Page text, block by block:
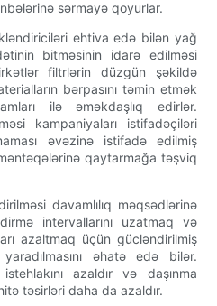
sərmayə qoyurlar.
ehtiva edə bilən yağ
bitməsinin idarə edilməsi
filtrlərin düzgün şəkildə
bərpasını təmin etmək
ilə əməkdaşlıq edirlər.
kampaniyaları istifadəçiləri
əvəzinə istifadə edilmiş
qaytarmağa təşviq
davamlılıq məqsədlərinə
intervallarını uzatmaq və
azaltmaq üçün gücləndirilmiş
əhatə edə bilər.
azaldır və daşınma
təsirləri daha da azaldır.